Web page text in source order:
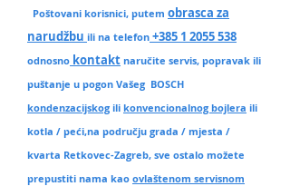
Poštovani korisnici, putem obrasca za
narudžbu ili na telefon +385 1 2055 538
odnosno kontakt naručite servis, popravak ili
puštanje u pogon Vašeg BOSCH
kondenzacijskog ili konvencionalnog bojlera ili
kotla / peći,na području grada / mjesta /
kvarta Retkovec-Zagreb, sve ostalo možete
prepustiti nama kao ovlaštenom servisnom